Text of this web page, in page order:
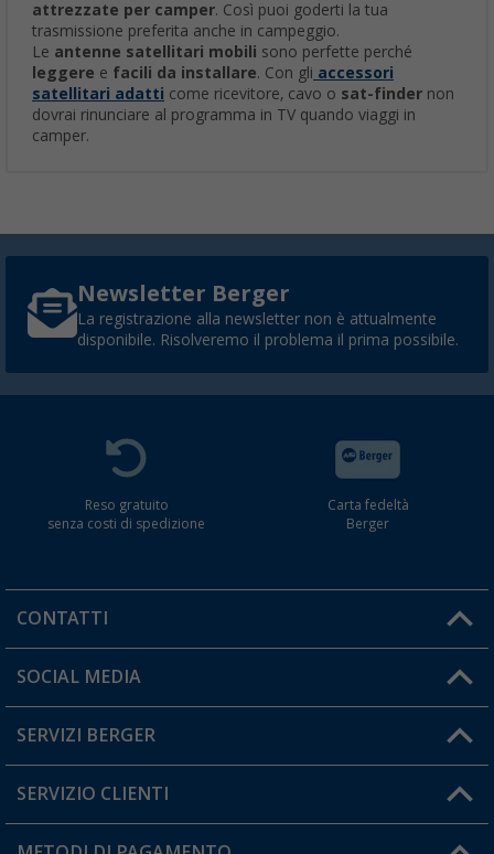
attrezzate per camper. Così puoi goderti la tua
trasmissione preferita anche in campeggio.
Le antenne satellitari mobili sono perfette perché
leggere e facili da installare. Con gli accessori
satellitari adatti come ricevitore, cavo o sat-finder non
dovrai rinunciare al programma in TV quando viaggi in
camper.
Newsletter Berger
La registrazione alla newsletter non è attualmente
disponibile. Risolveremo il problema il prima possibile.
Reso gratuito
senza costi di spedizione
Carta fedeltà
Berger
CONTATTI
Orari di apertura del servizio:
Hai una domanda?
SOCIAL MEDIA
SERVIZI BERGER
Diventare rivenditori
Il mio Account
SERVIZIO CLIENTI